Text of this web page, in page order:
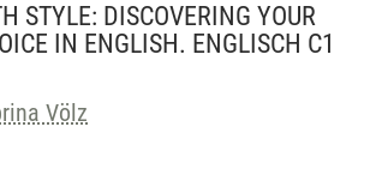
STYLE: DISCOVERING YOUR
IN ENGLISH. ENGLISCH C1
Völz